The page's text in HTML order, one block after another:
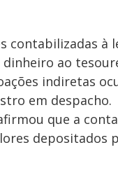
contabilizadas à
ao
indiretas
em despacho.
que a
depositados